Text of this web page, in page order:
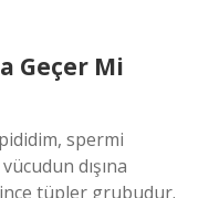
Geçer Mi
spermi
dışına
ince tüpler grubudur.